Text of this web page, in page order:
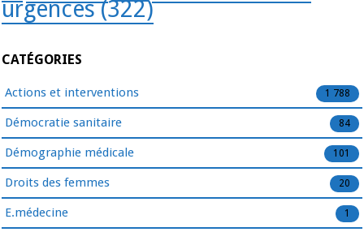
urgences(322)
CATÉGORIES
Actions et interventions 1 788
Démocratie sanitaire 84
Démographie médicale 101
Droits des femmes 20
E.médecine 1